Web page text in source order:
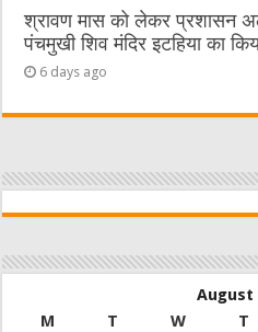
श्रावण मास को लेकर प्रशासन
पंचमुखी शिव मंदिर इटहिया का
6 days ago
August
M
T W T